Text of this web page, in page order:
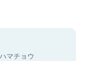
マチョウ